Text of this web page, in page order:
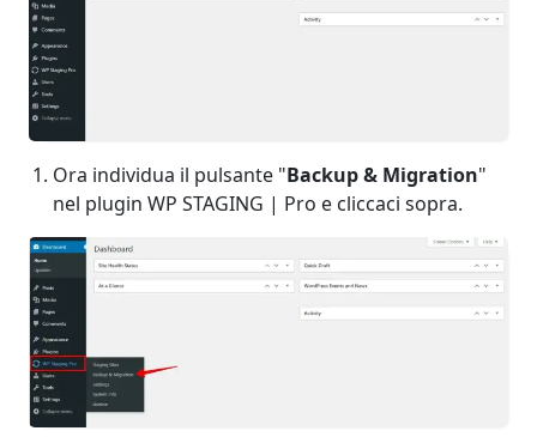
Ora individua il pulsante "Backup & Migration"
nel plugin WP STAGING | Pro e cliccaci sopra.